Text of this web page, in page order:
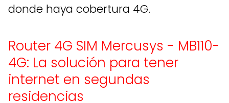
donde haya cobertura 4G.
Router 4G SIM Mercusys - MB110-
4G: La solución para tener
internet en segundas
residencias